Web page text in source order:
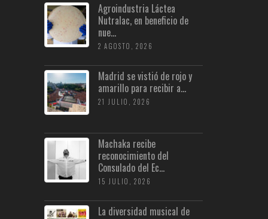
Agroindustria Láctea
Nutralac, en beneficio de
nue...
2 AGOSTO, 2026
Madrid se vistió de rojo y
amarillo para recibir a...
21 JULIO, 2026
Machaka recibe
reconocimiento del
Consulado del Ec...
15 JULIO, 2026
La diversidad musical de